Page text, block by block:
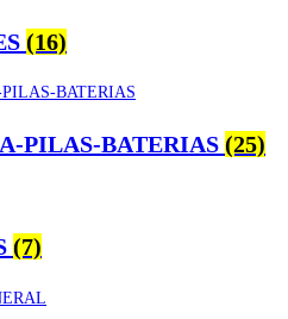
(16)
PILAS-BATERIAS (25)
(7)